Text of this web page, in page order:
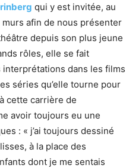
qui y est invitée, au
afin de nous présenter
depuis son plus jeune
rôles, elle se fait
dans les films
séries qu’elle tourne pour
cette carrière de
avoir toujours eu une
: « j’ai toujours dessiné
à la place des
dont je me sentais